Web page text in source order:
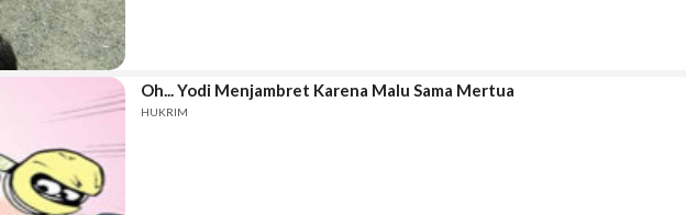
Oh... Yodi Menjambret Karena Malu Sama Mertua
HUKRIM